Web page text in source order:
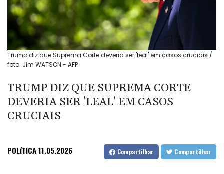
Trump diz que Suprema Corte deveria ser 'leal' em casos cruciais /
foto: Jim WATSON - AFP
TRUMP DIZ QUE SUPREMA CORTE
DEVERIA SER 'LEAL' EM CASOS
CRUCIAIS
POLíTICA11.05.2026 Compartilhar Compartilhar